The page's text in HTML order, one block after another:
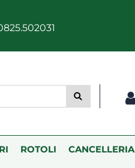
ROTOLI CANCELLERIA